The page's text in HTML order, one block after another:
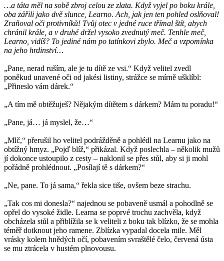
…a táta měl na sobě zbroj celou ze zlata. Když vyjel po boku krále,
oba zářili jako dvě slunce, Learno. Ach, jak jen ten pohled oslňoval!
Zraňoval oči protivníků! Tvůj otec v jedné ruce třímal štít, abych
chránil krále, a v druhé držel vysoko zvednutý meč. Tenhle meč,
Learno, vidíš? To jediné nám po tatínkovi zbylo. Meč a vzpomínka
na jeho hrdinství…
„Pane, nerad ruším, ale je tu dítě ze vsi.“ Když velitel zvedl
poněkud unavené oči od jakési listiny, strážce se mírně ušklíbl:
„Přineslo vám dárek.“
„A tím mě obtěžuješ? Nějakým dítětem s dárkem? Mám tu poradu!“
„Pane, já… já myslel, že…“
„Mlč,“ přerušil ho velitel podrážděně a pohlédl na Learnu jako na
obtížný hmyz. „Pojď blíž,“ přikázal. Když poslechla – několik mužů
jí dokonce ustoupilo z cesty – naklonil se přes stůl, aby si ji mohl
pořádně prohlédnout. „Posílají tě s dárkem?“
„Ne, pane. To já sama,“ řekla sice tiše, ovšem beze strachu.
„Tak cos mi donesla?“ najednou se pobaveně usmál a pohodlně se
opřel do vysoké židle. Learna se poprvé trochu zachvěla, když
obcházela stůl a přiblížila se k veliteli z boku tak blízko, že se mohla
téměř dotknout jeho ramene. Zblízka vypadal docela mile. Měl
vrásky kolem hnědých očí, pobavením svraštělé čelo, červená ústa
se mu ztrácela v hustém plnovousu.